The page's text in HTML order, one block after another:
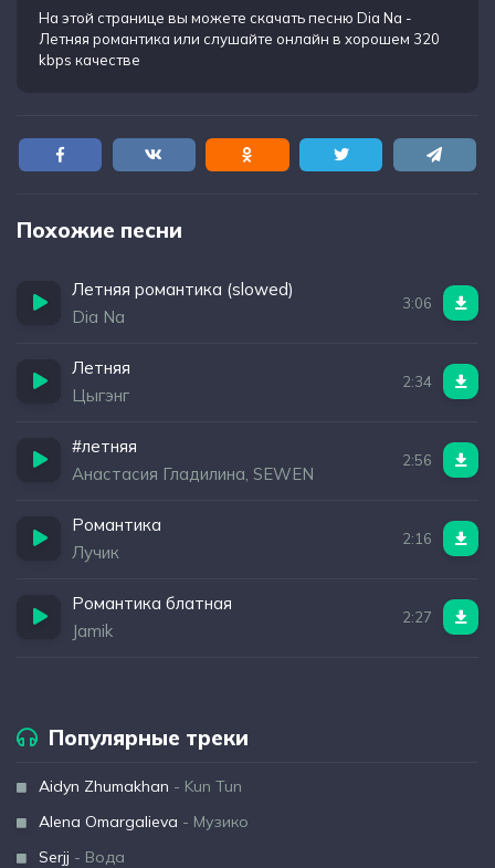
На этой странице вы можете скачать песню Dia Na -
Летняя романтика или слушайте онлайн в хорошем 320
kbps качестве
Похожие песни
Летняя романтика (slowed)
Dia Na
3:06
Летняя
Цыгэнг
2:34
#летняя
Анастасия Гладилина, SEWEN
2:56
Романтика
Лучик
2:16
Романтика блатная
Jamik
2:27
Популярные треки
Aidyn Zhumakhan - Kun Tun
Alena Omargalieva - Музико
Serjj - Вода